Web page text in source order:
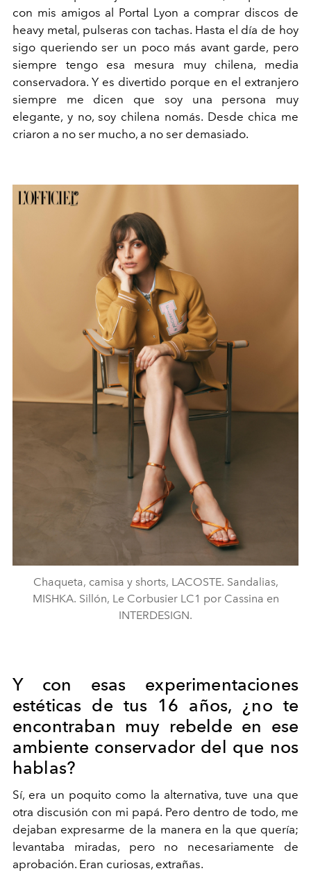
con mis amigos al Portal Lyon a comprar discos de
heavy metal, pulseras con tachas. Hasta el día de hoy
sigo queriendo ser un poco más avant garde, pero
siempre tengo esa mesura muy chilena, media
conservadora. Y es divertido porque en el extranjero
siempre me dicen que soy una persona muy
elegante, y no, soy chilena nomás. Desde chica me
criaron a no ser mucho, a no ser demasiado.
Chaqueta, camisa y shorts, LACOSTE. Sandalias,
MISHKA. Sillón, Le Corbusier LC1 por Cassina en
INTERDESIGN.
Y con esas experimentaciones
estéticas de tus 16 años, ¿no te
encontraban muy rebelde en ese
ambiente conservador del que nos
hablas?
Sí, era un poquito como la alternativa, tuve una que
otra discusión con mi papá. Pero dentro de todo, me
dejaban expresarme de la manera en la que quería;
levantaba miradas, pero no necesariamente de
aprobación. Eran curiosas, extrañas.